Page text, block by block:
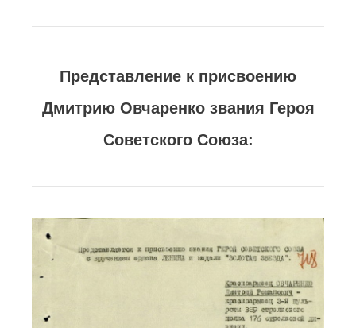
Представление к присвоению
Дмитрию Овчаренко звания Героя
Советского Союза: